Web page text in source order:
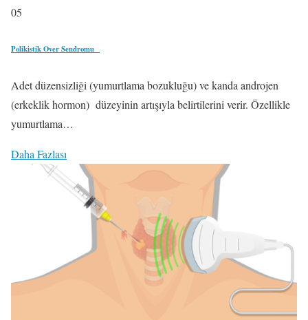
05
Polikistik Over Sendromu
Adet düzensizliği (yumurtlama bozukluğu) ve kanda androjen
(erkeklik hormon) düzeyinin artışıyla belirtilerini verir. Özellikle
yumurtlama…
Daha Fazlası